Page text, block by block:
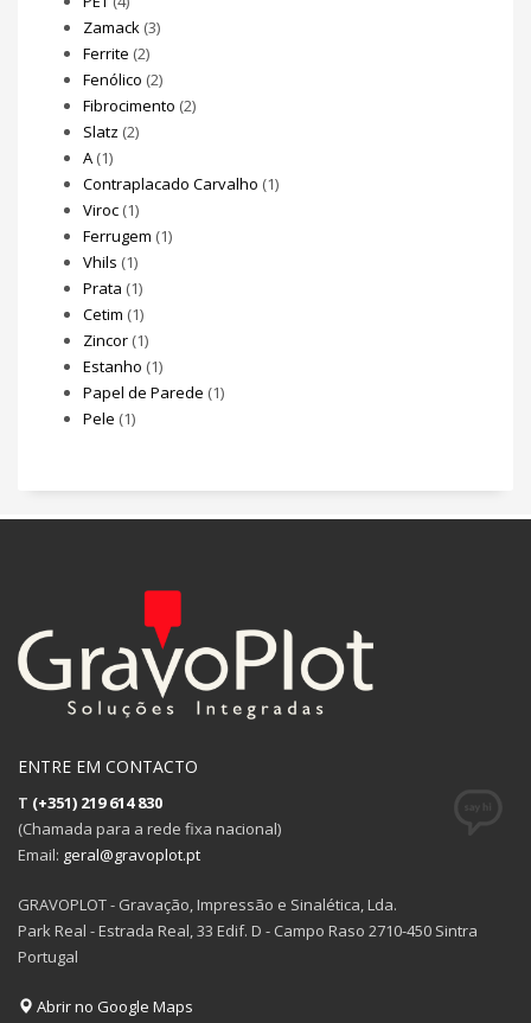
Zamack (3)
Ferrite (2)
Fenólico (2)
Fibrocimento (2)
Slatz (2)
A (1)
Contraplacado Carvalho (1)
Viroc (1)
Ferrugem (1)
Vhils (1)
Prata (1)
Cetim (1)
Zincor (1)
Estanho (1)
Papel de Parede (1)
Pele (1)
ENTRE EM CONTACTO
T (+351) 219 614 830
(Chamada para a rede fixa nacional)
Email: geral@gravoplot.pt
GRAVOPLOT - Gravação, Impressão e Sinalética, Lda.
Park Real - Estrada Real, 33 Edif. D - Campo Raso 2710-450 Sintra
Portugal
Abrir no Google Maps